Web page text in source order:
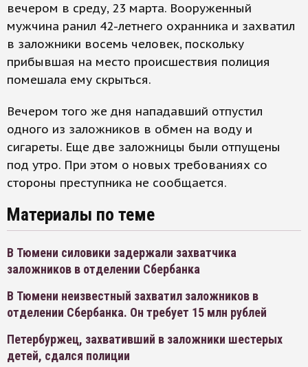
вечером в среду, 23 марта. Вооруженный
мужчина ранил 42-летнего охранника и захватил
в заложники восемь человек, поскольку
прибывшая на место происшествия полиция
помешала ему скрыться.
Вечером того же дня нападавший отпустил
одного из заложников в обмен на воду и
сигареты. Еще две заложницы были отпущены
под утро. При этом о новых требованиях со
стороны преступника не сообщается.
Материалы по теме
В Тюмени силовики задержали захватчика
заложников в отделении Сбербанка
В Тюмени неизвестный захватил заложников в
отделении Сбербанка. Он требует 15 млн рублей
Петербуржец, захвативший в заложники шестерых
детей, сдался полиции